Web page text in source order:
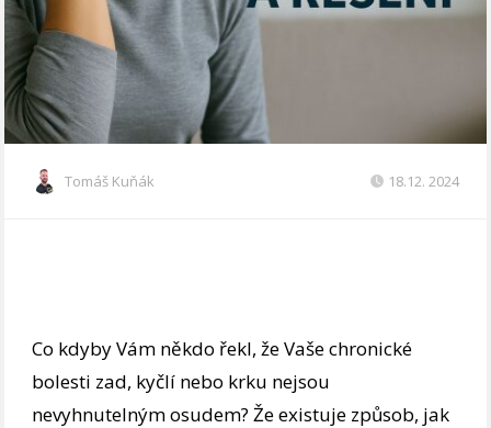
Tomáš Kuňák 18.12. 2024
Co kdyby Vám někdo řekl, že Vaše chronické
bolesti zad, kyčlí nebo krku nejsou
nevyhnutelným osudem? Že existuje způsob, jak